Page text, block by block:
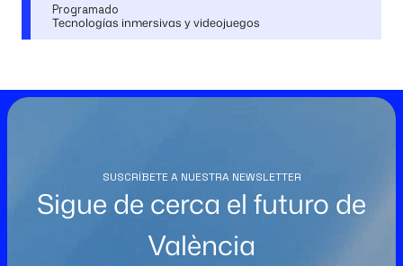
Programado
Tecnologías inmersivas y videojuegos
SUSCRÍBETE A NUESTRA NEWSLETTER
Sigue de cerca el futuro de
València